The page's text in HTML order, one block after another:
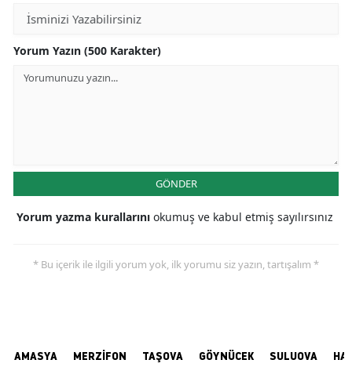
Yorum Yazın (500 Karakter)
GÖNDER
Yorum yazma kurallarını okumuş ve kabul etmiş sayılırsınız
* Bu içerik ile ilgili yorum yok, ilk yorumu siz yazın, tartışalım *
AMASYA MERZİFON TAŞOVA GÖYNÜCEK SULUOVA